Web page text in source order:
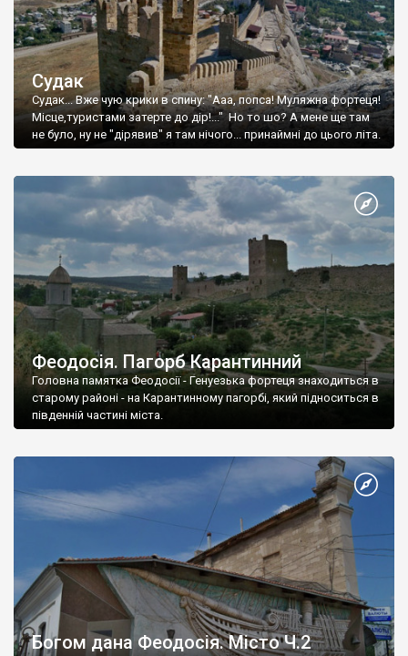
Судак
Судак... Вже чую крики в спину: "Ааа, попса! Муляжна фортеця!
Місце,туристами затерте до дір!..." Но то шо? А мене ще там
не було, ну не "дірявив" я там нічого... принаймні до цього літа.
Феодосія. Пагорб Карантинний
Головна памятка Феодосії - Генуезька фортеця знаходиться в
старому районі - на Карантинному пагорбі, який підноситься в
південній частині міста.
Богом дана Феодосія. Місто Ч.2